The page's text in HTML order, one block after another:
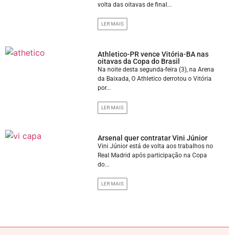
volta das oitavas de final...
LER MAIS
Athletico-PR vence Vitória-BA nas
oitavas da Copa do Brasil
Na noite desta segunda-feira (3), na Arena
da Baixada, O Athletico derrotou o Vitória
por...
LER MAIS
Arsenal quer contratar Vini Júnior
Vini Júnior está de volta aos trabalhos no
Real Madrid após participação na Copa
do...
LER MAIS